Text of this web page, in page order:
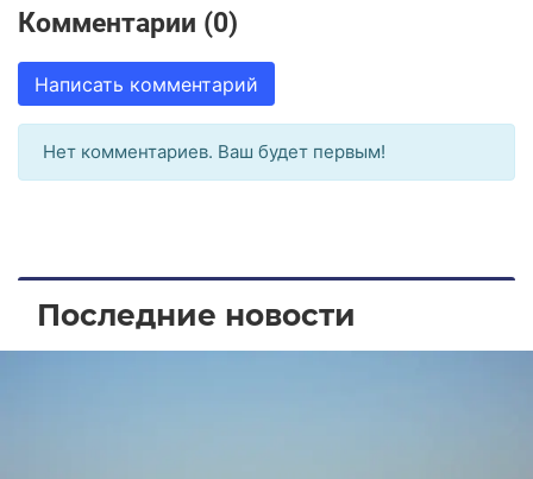
Комментарии (0)
Написать комментарий
Нет комментариев. Ваш будет первым!
Последние новости